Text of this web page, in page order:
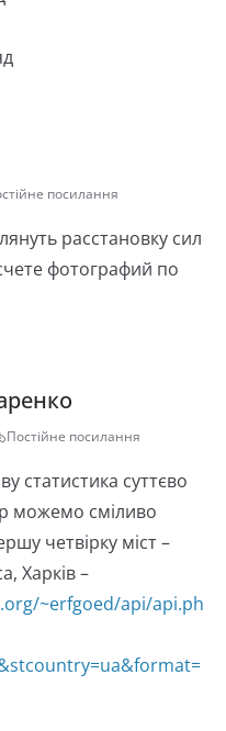
посилання
расстановку сил
фотографий по
Постійне посилання
статистика суттєво
можемо сміливо
четвірку міст –
Харків –
~erfgoed/api/api.ph